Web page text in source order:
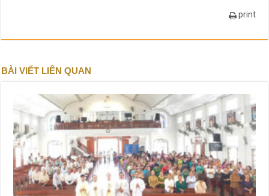
print
BÀI VIẾT LIÊN QUAN